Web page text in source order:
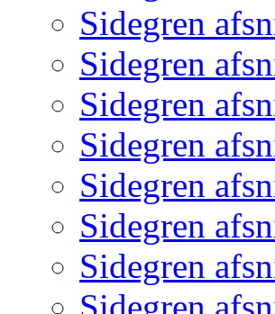
Sidegren
Sidegren
Sidegren
Sidegren
Sidegren
Sidegren
Sidegren
Sidegren